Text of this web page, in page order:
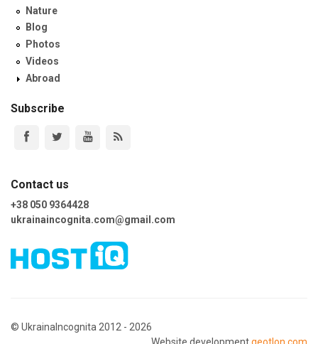
Nature
Blog
Photos
Videos
Abroad
Subscribe
Contact us
+38 050 9364428
ukrainaincognita.com@gmail.com
© UkrainaIncognita 2012 - 2026